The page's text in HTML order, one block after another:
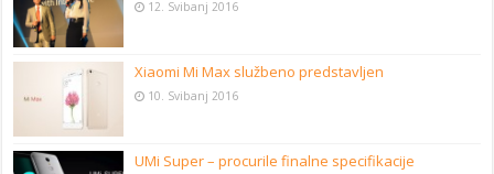
12. Svibanj 2016
Xiaomi Mi Max službeno predstavljen
10. Svibanj 2016
UMi Super – procurile finalne specifikacije